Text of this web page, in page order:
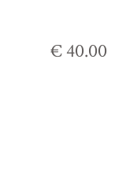
€ 40.00